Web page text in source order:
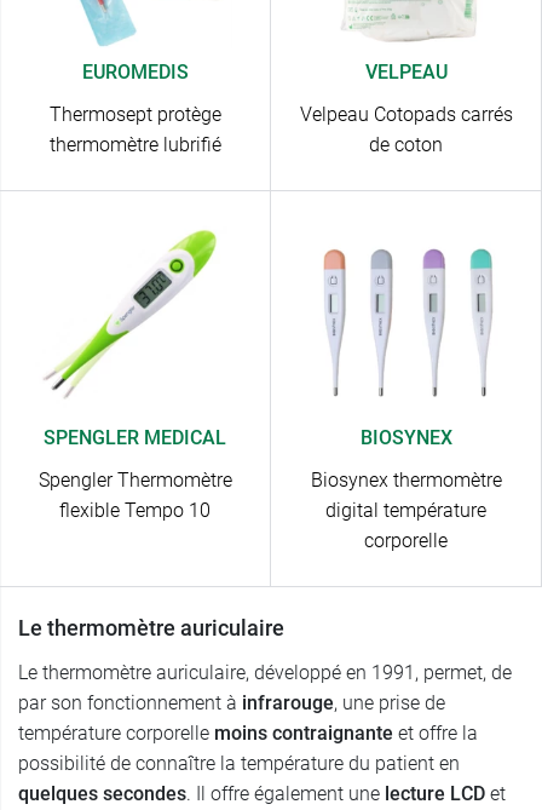
EUROMEDIS
Thermosept protège
thermomètre lubrifié
VELPEAU
Velpeau Cotopads carrés
de coton
SPENGLER MEDICAL
Spengler Thermomètre
flexible Tempo 10
BIOSYNEX
Biosynex thermomètre
digital température
corporelle
Le thermomètre auriculaire
Le thermomètre auriculaire, développé en 1991, permet, de
par son fonctionnement à infrarouge, une prise de
température corporelle moins contraignante et offre la
possibilité de connaître la température du patient en
quelques secondes. Il offre également une lecture LCD et